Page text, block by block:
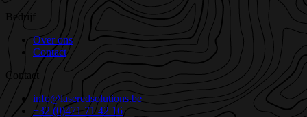
Bedrijf
Over ons
Contact
Contact
info@laseredsolutions.be
+32 (0)471 71 42 16